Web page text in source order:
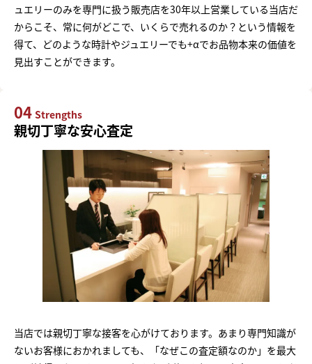
ュエリーのみを専門に扱う販売店を30年以上営業している当店だ
からこそ、常に何がどこで、いくらで売れるのか？という情報を
得て、どのような時計やジュエリーでも+αでお品物本来の価値を
見出すことができます。
04 Strengths
親切丁寧な安心査定
当店では親切丁寧な接客を心がけております。あまり専門知識が
ないお客様におかれましても、「なぜこの査定額なのか」を最大